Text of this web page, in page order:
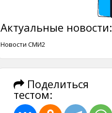
Актуальные новости:
Новости СМИ2
Поделиться
тестом: